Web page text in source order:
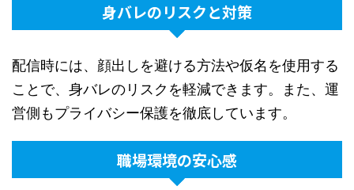
身バレのリスクと対策
配信時には、顔出しを避ける方法や仮名を使用する
ことで、身バレのリスクを軽減できます。また、運
営側もプライバシー保護を徹底しています。
職場環境の安心感